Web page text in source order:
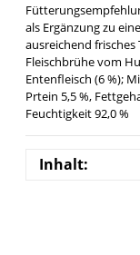
als Ergänzung zu
ausreichend
Fleischbrühe vom
Entenfleisch (6 %);
Prtein 5,5 %,
Feuchtigkeit 92,0 %
Inhalt: